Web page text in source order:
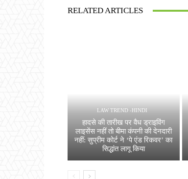
RELATED ARTICLES
LAW TREND -HINDI
हादसे की तारीख पर वैध ड्राइविंग
लाइसेंस नहीं तो बीमा कंपनी की देनदारी
नहीं: सुप्रीम कोर्ट ने ‘पे एंड रिकवर’ का
सिद्धांत लागू किया